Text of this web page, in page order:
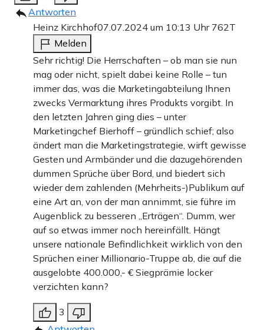
Antworten
Heinz Kirchhof07.07.2024 um 10:13 Uhr 762T
Melden
Sehr richtig! Die Herrschaften – ob man sie nun
mag oder nicht, spielt dabei keine Rolle – tun
immer das, was die Marketingabteilung Ihnen
zwecks Vermarktung ihres Produkts vorgibt. In
den letzten Jahren ging dies – unter
Marketingchef Bierhoff – gründlich schief; also
ändert man die Marketingstrategie, wirft gewisse
Gesten und Armbänder und die dazugehörenden
dummen Sprüche über Bord, und biedert sich
wieder dem zahlenden (Mehrheits-)Publikum auf
eine Art an, von der man annimmt, sie führe im
Augenblick zu besseren „Erträgen“. Dumm, wer
auf so etwas immer noch hereinfällt. Hängt
unsere nationale Befindlichkeit wirklich von den
Sprüchen einer Millionario-Truppe ab, die auf die
ausgelobte 400.000,- € Siegprämie locker
verzichten kann?
3